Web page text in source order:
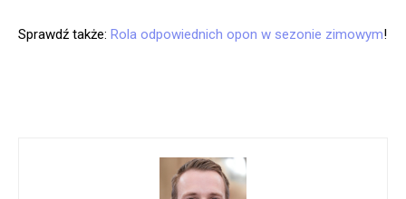
Sprawdź także: Rola odpowiednich opon w sezonie zimowym!